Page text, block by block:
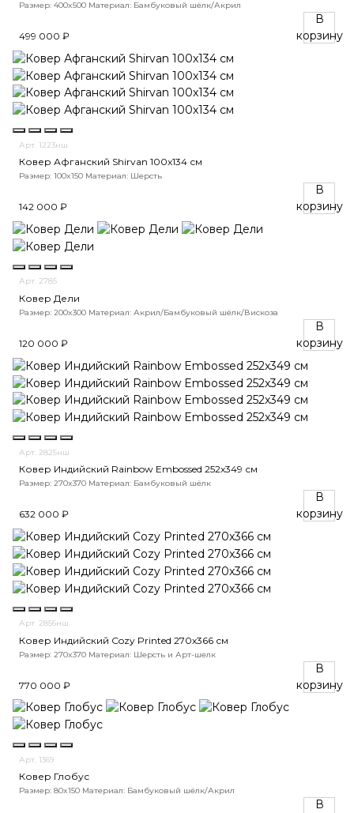
Размер: 400x500 Материал: Бамбуковый шёлк/Акрил
499 000 ₽
В
корзину
Арт. 1223нш
Ковер Афганский Shirvan 100x134 см
Размер: 100x150 Материал: Шерсть
142 000 ₽
В
корзину
Арт. 2785
Ковер Дели
Размер: 200x300 Материал: Акрил/Бамбуковый шёлк/Вискоза
120 000 ₽
В
корзину
Арт. 2825нш
Ковер Индийский Rainbow Embossed 252x349 см
Размер: 270x370 Материал: Бамбуковый шёлк
632 000 ₽
В
корзину
Арт. 2856нш
Ковер Индийский Cozy Printed 270x366 см
Размер: 270x370 Материал: Шерсть и Арт-шелк
770 000 ₽
В
корзину
Арт. 1369
Ковер Глобус
Размер: 80x150 Материал: Бамбуковый шёлк/Акрил
В